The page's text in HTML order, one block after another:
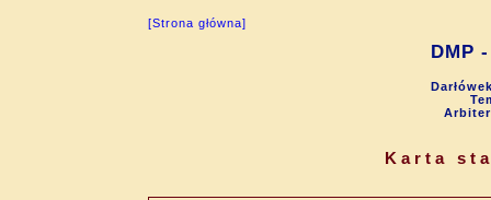
[Strona główna]
DMP
Karta